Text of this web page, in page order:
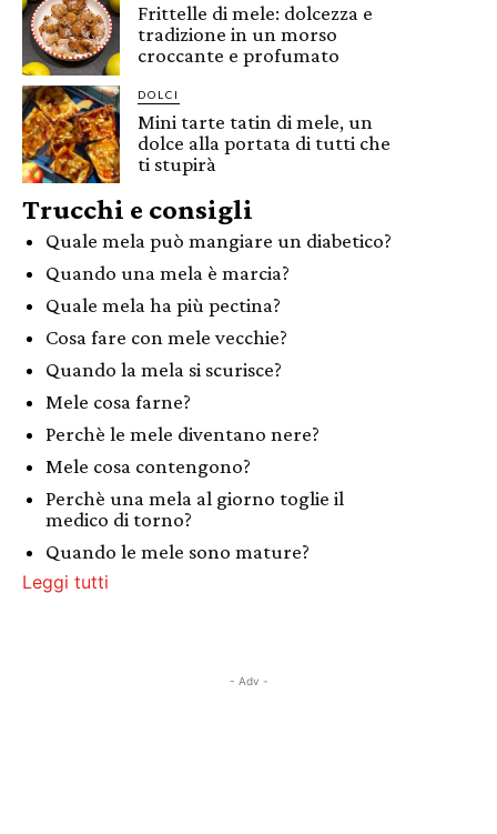
Frittelle di mele: dolcezza e
tradizione in un morso
croccante e profumato
DOLCI
Mini tarte tatin di mele, un
dolce alla portata di tutti che
ti stupirà
Trucchi e consigli
Quale mela può mangiare un diabetico?
Quando una mela è marcia?
Quale mela ha più pectina?
Cosa fare con mele vecchie?
Quando la mela si scurisce?
Mele cosa farne?
Perchè le mele diventano nere?
Mele cosa contengono?
Perchè una mela al giorno toglie il
medico di torno?
Quando le mele sono mature?
Leggi tutti
- Adv -